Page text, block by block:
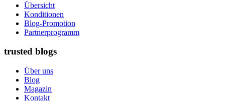
Übersicht
Konditionen
Blog-Promotion
Partnerprogramm
trusted blogs
Über uns
Blog
Magazin
Kontakt